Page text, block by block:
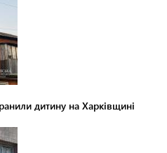
дитину на Харківщині